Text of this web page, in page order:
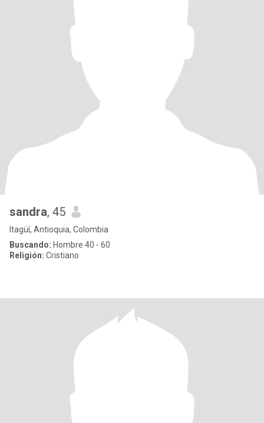
sandra, 45
Itagüí, Antioquia, Colombia
Buscando: Hombre 40 - 60
Religión: Cristiano